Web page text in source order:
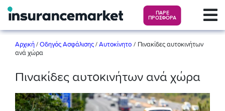
ΠΑΡΕ
ΠΡΟΣΦΟΡΑ
Αρχική / Οδηγός Ασφάλισης / Αυτοκίνητο / Πινακίδες αυτοκινήτων
ανά χώρα
Πινακίδες αυτοκινήτων ανά χώρα